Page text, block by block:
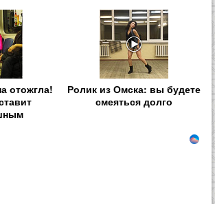
отожгла!
Ролик из Омска: вы будете
смеяться долго